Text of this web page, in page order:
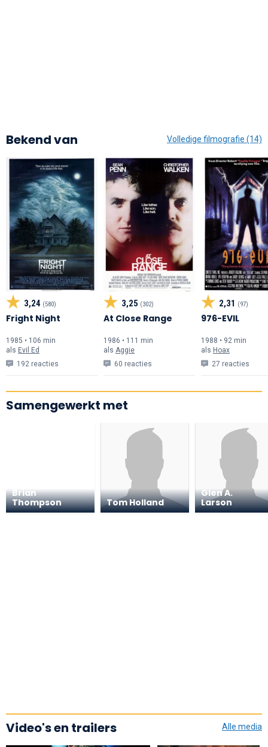
Bekend van Volledige filmografie (14)
3,24 (580)
Fright Night
1985 • 106 min
als Evil Ed
192 reacties
3,25 (302)
At Close Range
1986 • 111 min
als Aggie
60 reacties
2,31 (97)
976-EVIL
1988 • 92 min
als Hoax
27 reacties
Samengewerkt met
Brian
Thompson
Tom Holland
Glen A.
Larson
Video's en trailers Alle media